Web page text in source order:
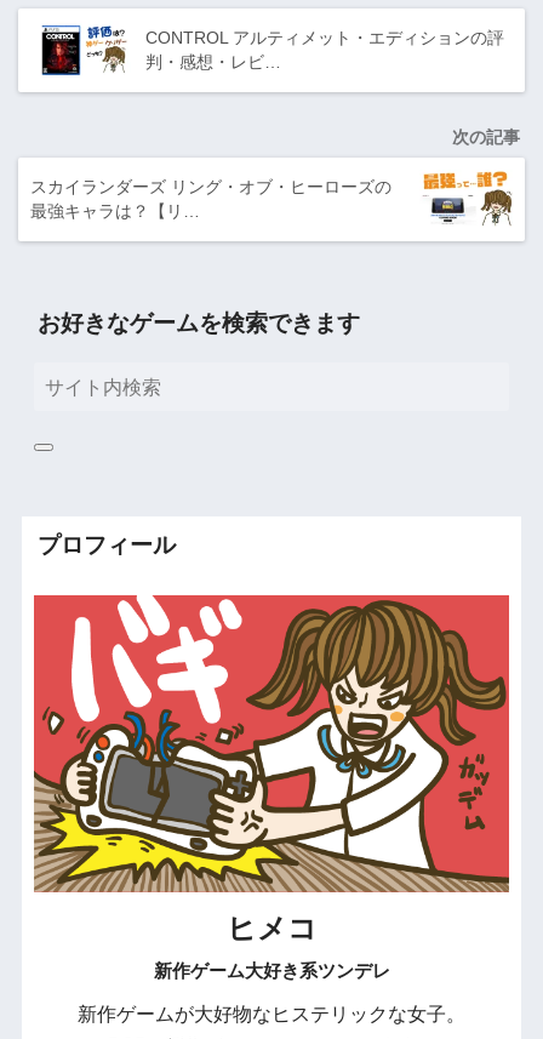
CONTROL アルティメット・エディションの評
判・感想・レビ…
次の記事
スカイランダーズ リング・オブ・ヒーローズの
最強キャラは？【リ…
お好きなゲームを検索できます
プロフィール
ヒメコ
新作ゲーム大好き系ツンデレ
新作ゲームが大好物なヒステリックな女子。